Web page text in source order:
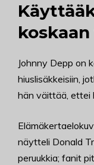
Johnny Depp on
hiuslisäkkeisiin,
hän väittää, ettei
näytteli Donald
peruukkia; fanit